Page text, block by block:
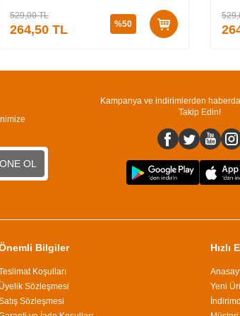
529,00TL
264,50 TL %50
OL
Kampanya ve indirimlerden
Takip Edin!
Bilgiler
Koşulları
Üyelik Sözleşmesi
Sözleşmesi
Hızlı
Yeni